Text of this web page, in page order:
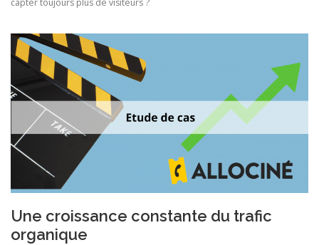
capter toujours plus de visiteurs ?
Une croissance constante du trafic
organique